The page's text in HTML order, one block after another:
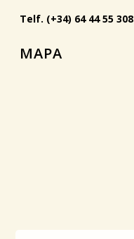
Telf. (+34) 64 44 55 308
MAPA